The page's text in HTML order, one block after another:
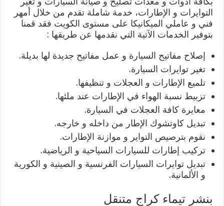
التوايرات و الإطارات، خدمة شاملة تقدم من خلال أمهر
فني و عاملي الميكانيكا على مستوى الكويت فقد قمنا
بتوفير الخدمات الآتية التي نقدمها عن طريقها :
إصلاح مفاتيح السيارة و عمل مفاتيح جديدة لها بديلة.
تغير توايرات السيارة.
تلميع الإطارات و العجلات و تنظيفها.
تزبيط نسبة الهواء في الإطارات عند ملئها.
معايرة كافة العجلات في السيارة.
تبديل كاوتشوك الإطار من داخله و خارجه.
نقوم بترصيص التواير و موازنة الإطارات.
تركيب إطارات للسيارات السياحية و الرياضية.
تبديل توايرات السيارات الفرنسية و الصينية و الكورية
و الألمانية.
بنشر تيماء كراج متنقل